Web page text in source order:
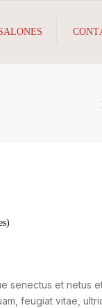
senectus et netus
feugiat vitae,